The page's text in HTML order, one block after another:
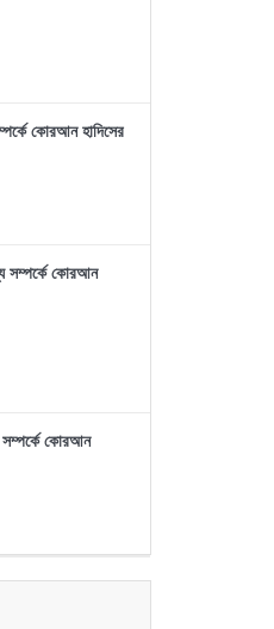
কোরআন হাদিসের
সম্পর্কে কোরআন
সম্পর্কে কোরআন